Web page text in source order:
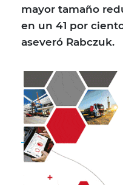
mayor tamaño
en un 41 por
aseveró Rabczuk.